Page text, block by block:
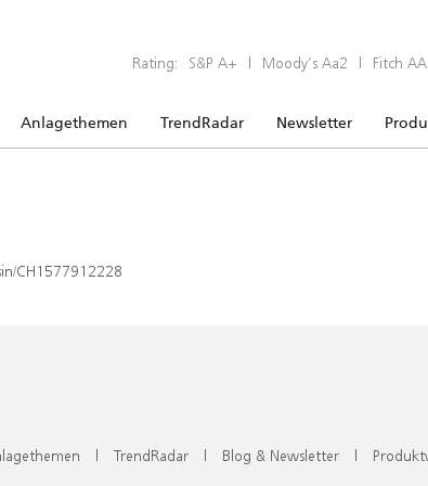
Rating: S&P A+ | Moody’s Aa2 | Fitch AA
Anlagethemen TrendRadar Newsletter
CH1577912228
| TrendRadar | Blog & Newsletter |